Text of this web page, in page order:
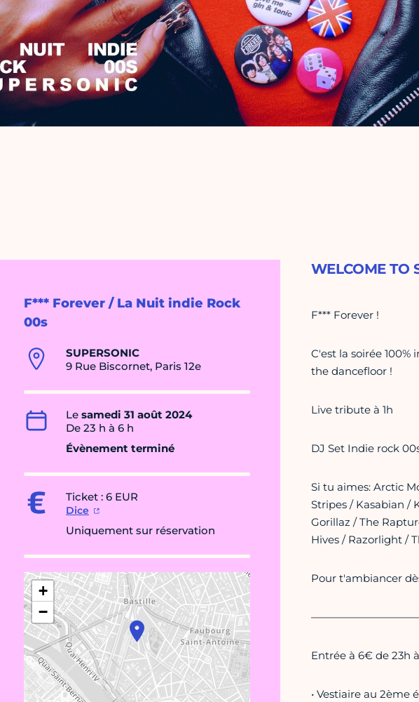
F*** Forever / La Nuit indie Rock
00s
SUPERSONIC
9 Rue Biscornet, Paris 12e
Le samedi 31 août 2024
De 23 h à 6 h
Évènement terminé
Ticket : 6 EUR
Dice
Uniquement sur réservation
+
−
WELCOME
F*** Forever !
C'est la soirée
the dancefloor !
Live tribute à 1h
DJ Set Indie rock
Si tu aimes: Arctic
Stripes / Kasabian /
Gorillaz / The
Hives / Razorlight /
Pour t'ambiancer
Entrée à 6€ de 23h
• Vestiaire au 2ème